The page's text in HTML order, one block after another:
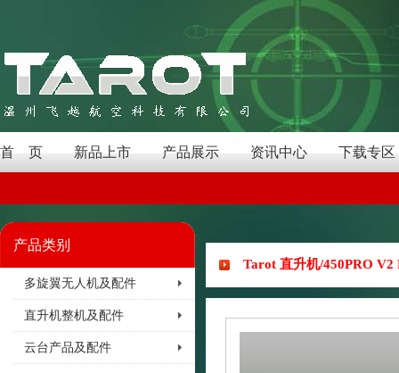
首 页 新品上市 产品展示 资讯中心 下载专区
产品类别
多旋翼无人机及配件
直升机整机及配件
云台产品及配件
Tarot 直升机/450PRO